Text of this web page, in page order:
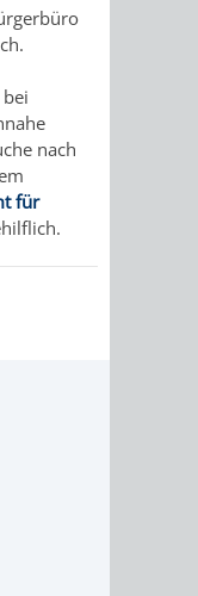
nach
für